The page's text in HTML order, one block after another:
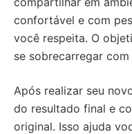
confortável e com
você respeita. O
se sobrecarregar
Após realizar seu
do resultado final e
original. Isso ajuda